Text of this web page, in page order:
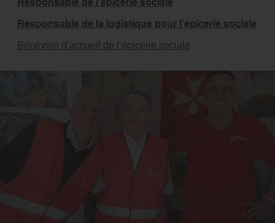
Responsable de la logistique pour l’épicerie sociale
Bénévole d’accueil de l’épicerie sociale